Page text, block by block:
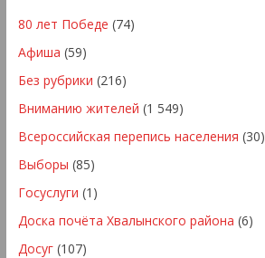
80 лет Победе (74)
Афиша (59)
Без рубрики (216)
Вниманию жителей (1 549)
Всероссийская перепись населения (30)
Выборы (85)
Госуслуги (1)
Доска почёта Хвалынского района (6)
Досуг(107)